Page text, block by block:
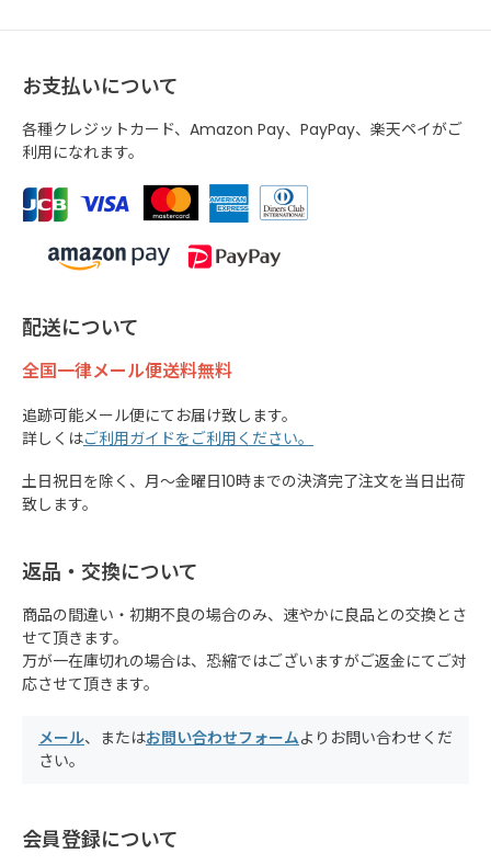
お支払いについて
各種クレジットカード、Amazon Pay、PayPay、楽天ペイがご
利用になれます。
配送について
全国一律メール便送料無料
追跡可能メール便にてお届け致します。
詳しくはご利用ガイドをご利用ください。
土日祝日を除く、月～金曜日10時までの決済完了注文を当日出荷
致します。
返品・交換について
商品の間違い・初期不良の場合のみ、速やかに良品との交換とさ
せて頂きます。
万が一在庫切れの場合は、恐縮ではございますがご返金にてご対
応させて頂きます。
メール、またはお問い合わせフォームよりお問い合わせくだ
さい。
会員登録について